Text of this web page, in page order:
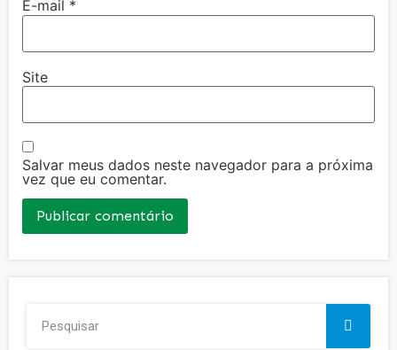
E-mail *
Site
Salvar meus dados neste navegador para a próxima
vez que eu comentar.